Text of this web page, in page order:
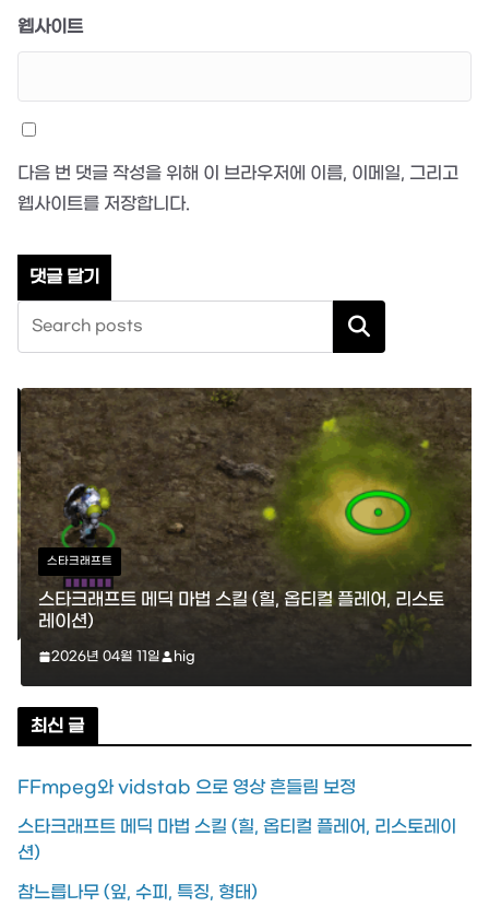
웹사이트
다음 번 댓글 작성을 위해 이 브라우저에 이름, 이메일, 그리고
웹사이트를 저장합니다.
검색
스타크래프트
스타크래프트 메딕 마법 스킬 (힐, 옵티컬 플레어, 리스토
레이션)
2026년 04월 11일 hig
최신 글
FFmpeg와 vidstab 으로 영상 흔들림 보정
스타크래프트 메딕 마법 스킬 (힐, 옵티컬 플레어, 리스토레이
션)
참느릅나무 (잎, 수피, 특징, 형태)